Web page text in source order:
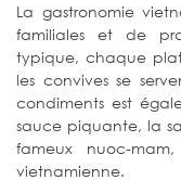
La gastronomie
familiales et de
typique, chaque
les convives se
condiments est
sauce piquante, la
fameux nuoc-
vietnamienne.